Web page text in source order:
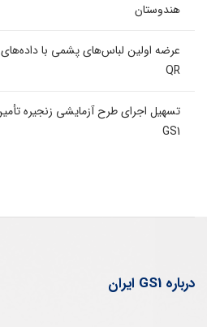
هندوستان
عرضه اولین لباس‌های پشمی با
QR
GS1
درباره GS1 ایران